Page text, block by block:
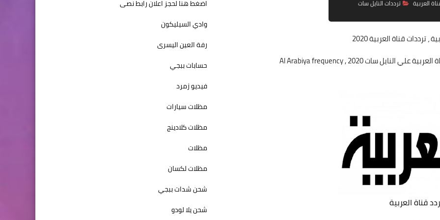
العربية
ترددات النايل سات
، ترددات قناة العربية 2020
قناة العربية
اضغط هنا لحجز اعلان رابط نصى
وادي السيليكون
رفة العين اليسرى
حسابات ببجي
فيديو زمرد
مظلات سيارات
مظلات كلادينج
مظلات
مظلات لكسان
شحن شدات ببجي
شحن يلا لودو